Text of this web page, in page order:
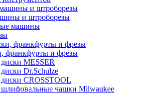
и штроборезы
машины
франкфурты и фрезы
MESSER
Dr.Schulze
CROSSTOOL
чашки Milwaukee